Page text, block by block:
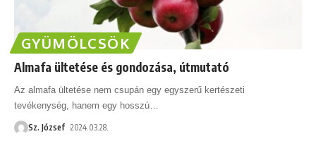
GYÜMÖLCSÖK
Almafa ültetése és gondozása, útmutató
Az almafa ültetése nem csupán egy egyszerű kertészeti
tevékenység, hanem egy hosszú
Sz. József 2024.03.28.